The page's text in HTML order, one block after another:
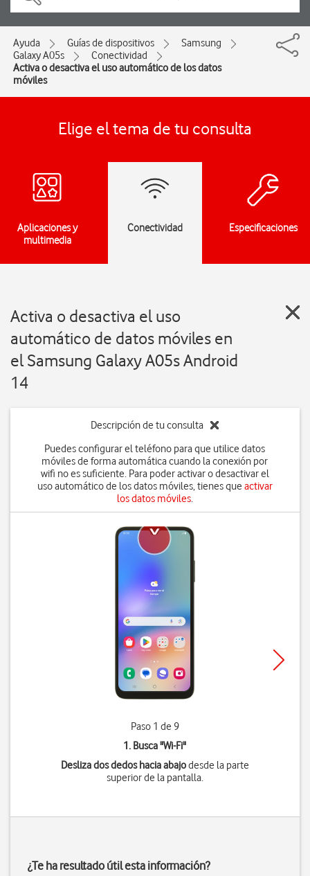
Ayuda Guías de dispositivos
Samsung
Galaxy A05s
Conectividad
Activa o desactiva el uso automático de los datos
móviles
Elige el tema de tu consulta
Aplicaciones y
multimedia
Conectividad Especificaciones
Activa o desactiva el uso
automático de datos móviles en
el Samsung Galaxy A05s Android
14
Descripción de tu consulta
Puedes configurar el teléfono para que utilice datos
móviles de forma automática cuando la conexión por
wifi no es suficiente. Para poder activar o desactivar el
uso automático de los datos móviles, tienes que activar
los datos móviles.
Paso 1 de 9
1. Busca "Wi-Fi"
Desliza dos dedos hacia abajodesde la parte
superior de la pantalla.
¿Te ha resultado útil esta información?